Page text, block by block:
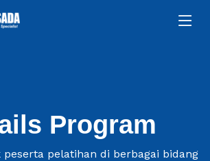
Program
peserta pelatihan di berbagai bidang